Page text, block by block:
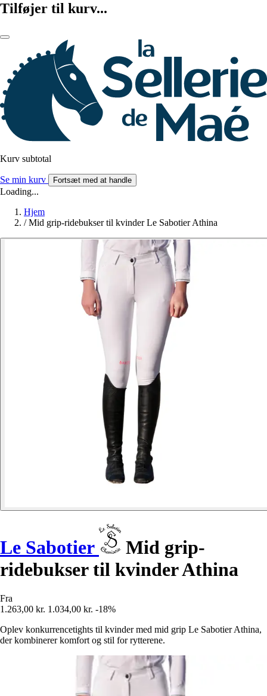
Tilføjer til kurv...
Kurv subtotal
Se min kurv Fortsæt med at handle
Loading...
Hjem
/ Mid grip-ridebukser til kvinder Le Sabotier Athina
Le Sabotier
Mid grip-
ridebukser til kvinder Athina
Fra
1.263,00 kr. 1.034,00 kr. -18%
Oplev konkurrencetights til kvinder med mid grip Le Sabotier Athina,
der kombinerer komfort og stil for rytterene.